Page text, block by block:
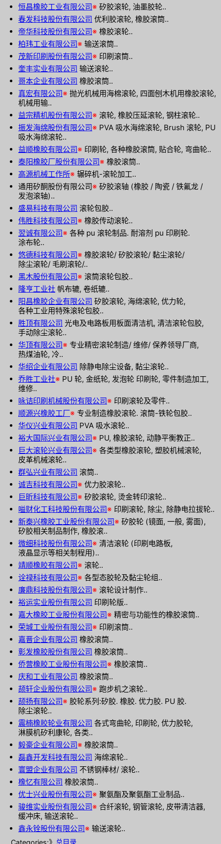
恒昌橡胶工业有限公司※ 矽胶滚轮, 油墨胶轮..
春发科技股份有限公司 优利胶滚轮, 橡胶滚筒..
帝华科技股份有限公司※ 橡胶滚轮..
柏玮工业有限公司※ 输送滚筒..
茂新印刷股份有限公司※ 印刷滚筒..
奎丰实业有限公司 输送滚轮..
哥本企业有限公司 橡胶滚筒..
真宏有限公司※ 抛光机械用海棉滚轮, 四面刨木机用橡胶滚轮,
机械用输..
益宗精机股份有限公司※ 滚轮, 橡胶压延滚轮, 钢柱滚轮..
振发海绵股份有限公司※ PVA 吸水海绵滚轮, Brush 滚轮, PU
吸水海绵滚轮..
益顺橡胶有限公司※ 印刷轮, 各种橡胶滚筒, 贴合轮, 弯曲轮..
泰阳橡胶厂股份有限公司※ 橡胶滚筒..
高源机械工作所※ 辗碎机-滚轮加工..
通用矽酮股份有限公司※ 矽胶滚轴 (橡胶 / 陶瓷 / 铁氟龙 /
发泡滚轴)..
盛易科技有限公司 滚轮包胶..
伟胜科技有限公司※ 橡胶传动滚轮..
翌诚有限公司※ 各种 pu 滚轮制品. 耐溶剂 pu 印刷轮.
涂布轮..
悠德科技有限公司※ 橡胶滚轮/ 矽胶滚轮/ 黏尘滚轮/
除尘滚轮/ 毛刷滚轮/..
黑木股份有限公司※ 滚筒滚轮包胶..
隆亨工业社 帆布辘, 卷纸辘..
阳昌橡胶企业有限公司 矽胶滚轮, 海绵滚轮, 优力轮,
各种工业用特殊滚轮包胶..
胜顶有限公司 光电及电路板用板面清洁机, 清洁滚轮包胶,
手动除尘滚轮..
华顶有限公司※ 专业精密滚轮制造/ 维修/ 保养领导厂商,
热煤油轮, 冷..
华绍企业有限公司 除静电除尘设备, 黏尘滚轮..
乔胜工业社※ PU 轮, 金纸轮, 发泡轮 印刷轮, 零件制造加工,
维修..
咏诘印刷机械股份有限公司※ 印刷滚轮及零件..
顺源兴橡胶工厂※ 专业制造橡胶滚轮. 滚筒-铁轮包胶..
华仪兴业有限公司 PVA 吸水滚轮..
裕大国际兴业有限公司※ PU, 橡胶滚轮, 动静平衡教正..
巨大滚轮兴业有限公司※ 各类型橡胶滚轮, 塑胶机械滚轮,
皮革机械滚轮..
群弘兴业有限公司 滚筒..
诚吉科技有限公司※ 优力胶滚轮..
巨昕科技有限公司※ 矽胶滚轮, 烫金转印滚轮..
嗌财化工科技股份有限公司※ 印刷滚轮, 除尘, 除静电拉拔轮..
新泰兴橡胶工业股份有限公司※ 矽胶轮 (镜面, 一般, 雾面),
矽胶相关制品制作, 橡胶滚..
微细科技股份有限公司※ 清洁滚轮 (印刷电路板,
液晶显示等相关制程用)..
靖顺橡胶有限公司※ 滚轮..
诠禄科技有限公司※ 各型态胶轮及黏尘轮组..
廉鼎科技股份有限公司※ 滚轮设计制作..
裕运实业股份有限公司 印刷轮版..
嘉大橡胶工业股份有限公司※ 精密与功能性的橡胶滚筒..
荣城工业股份有限公司※ 印刷滚筒..
嘉晋企业有限公司 橡胶滚筒..
彰发橡胶股份有限公司 橡胶滚筒..
侨营橡胶工业股份有限公司※ 橡胶滚筒..
庆和工业有限公司 橡胶滚筒..
颉轩企业股份有限公司※ 跑步机之滚轮..
颉扬有限公司※ 胶轮系列:矽胶. 橡胶. 优力胶. PU 胶.
除尘滚轮..
震楠橡胶轮业有限公司 各式弯曲轮, 印刷轮, 优力胶轮,
淋膜机矽利康轮, 各类..
毅豪企业有限公司※ 橡胶滚筒..
磊鑫开发科技有限公司 海绵滚轮..
寰盟企业有限公司 不锈钢棒材/ 滚轮..
橡忆有限公司 橡胶滚筒..
优士兴业股份有限公司※ 聚氨酯及聚氨酯工业制品..
骏维实业股份有限公司※ 合纤滚轮, 钢管滚轮, 皮带清洁器,
缓冲床, 输送滚轮..
鑫永铨股份有限公司※ 输送滚轮..